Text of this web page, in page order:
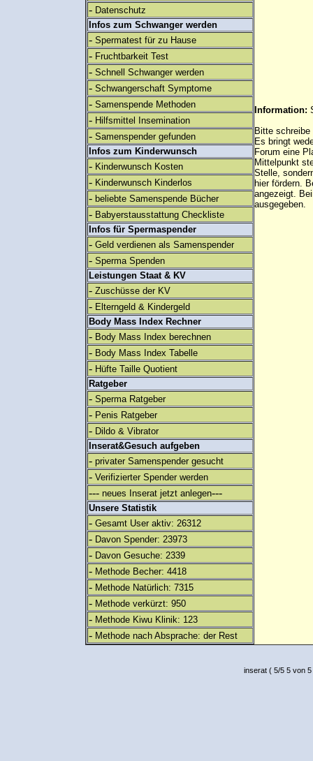
- Datenschutz
Infos zum Schwanger werden
- Spermatest für zu Hause
- Fruchtbarkeit Test
- Schnell Schwanger werden
- Schwangerschaft Symptome
- Samenspende Methoden
- Hilfsmittel Insemination
- Samenspender gefunden
Infos zum Kinderwunsch
- Kinderwunsch Kosten
- Kinderwunsch Kinderlos
- beliebte Samenspende Bücher
- Babyerstausstattung Checkliste
Infos für Spermaspender
- Geld verdienen als Samenspender
- Sperma Spenden
Leistungen Staat & KV
- Zuschüsse der KV
- Elterngeld & Kindergeld
Body Mass Index Rechner
- Body Mass Index berechnen
- Body Mass Index Tabelle
- Hüfte Taille Quotient
Ratgeber
- Sperma Ratgeber
- Penis Ratgeber
- Dildo & Vibrator
Inserat&Gesuch aufgeben
- privater Samenspender gesucht
- Verifizierter Spender werden
--- neues Inserat jetzt anlegen---
Unsere Statistik
- Gesamt User aktiv: 26312
- Davon Spender: 23973
- Davon Gesuche: 2339
- Methode Becher: 4418
- Methode Natürlich: 7315
- Methode verkürzt: 950
- Methode Kiwu Klinik: 123
- Methode nach Absprache: der Rest
Information:
Bitte
Es bringt
Forum eine
Mittelpunkt
Stelle,
hier fördern.
angezeigt.
ausgegeben.
inserat( 5/5 5 von 5